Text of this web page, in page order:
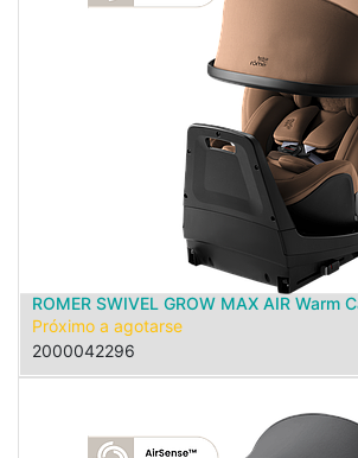
ROMER SWIVEL GROW MAX AIR Warm
Próximo a agotarse
2000042296